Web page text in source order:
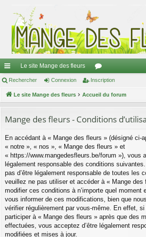
ac
co
ci
s
Le site Mange des fleurs
or
u
s
Rechercher Connexion Inscription
Le site Mange des fleurs Accueil du forum
Mange des fleurs - Conditions
En accédant à « Mange des fleurs » (désigné ci-
« notre », « nos », « Mange des fleurs » et
« https://www.mangedesfleurs.be/forum »), vous
légalement responsable des conditions
pas d’être légalement responsable de toutes les
veuillez ne pas utiliser et accéder à « Mange des
modifier ces conditions à n’importe quel moment
vous informer de ces modifications, bien que
vérifier régulièrement par vous-même. En effet,
participer à « Mange des fleurs » après que des
effectuées, vous acceptez d’être légalement
modifiées et mises à jour.